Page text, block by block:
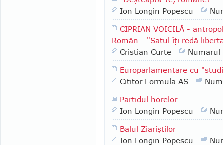
Ion Longin Popescu
CIPRIAN VOICILĂ -
Român - "Satul îţi redă
Cristian Curte
Numarul
Europarlamentare cu
Cititor Formula AS
Partidul horelor
Ion Longin Popescu
Balul Ziariştilor
Ion Longin Popescu